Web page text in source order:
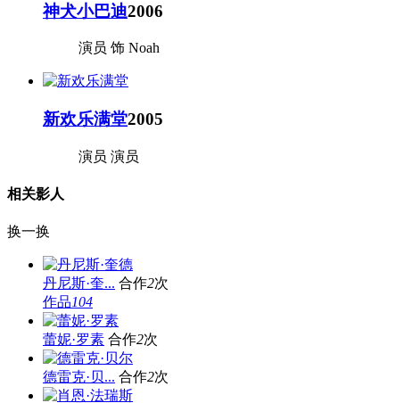
神犬小巴迪2006
演员 饰 Noah
新欢乐满堂2005
演员 演员
相关影人
换一换
丹尼斯·奎... 合作2次
作品104
蕾妮·罗素 合作2次
德雷克·贝... 合作2次